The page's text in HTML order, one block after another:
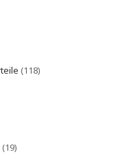
(118)
(19)